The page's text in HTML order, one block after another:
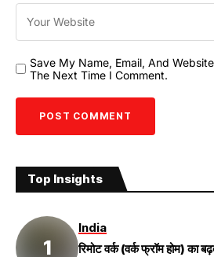
Save My Name, Email, And
The Next Time I Comment.
Top Insights
India
रिमोट वर्क (वर्क फ्रॉम होम) का